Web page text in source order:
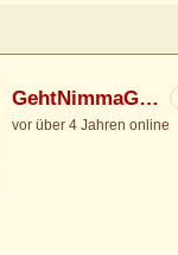
GehtNimmaGenau
vor über 4 Jahren online